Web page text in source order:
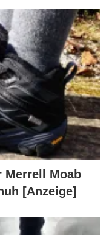
Merrell Moab
[Anzeige]